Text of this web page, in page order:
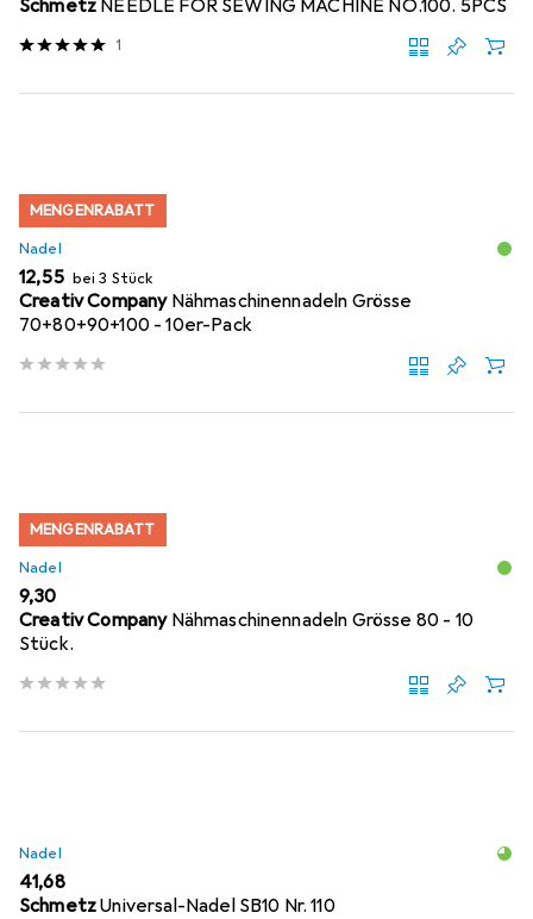
Schmetz NEEDLE FOR SEWING MACHINE NO.100. 5PCS
1
MENGENRABATT
Nadel
EUR
12,55 bei 3 Stück
Creativ Company Nähmaschinennadeln Grösse
70+80+90+100 - 10er-Pack
MENGENRABATT
Nadel
EUR
9,30
Creativ Company Nähmaschinennadeln Grösse 80 - 10
Stück.
Nadel
EUR
41,68
SchmetzUniversal-Nadel SB10 Nr. 110